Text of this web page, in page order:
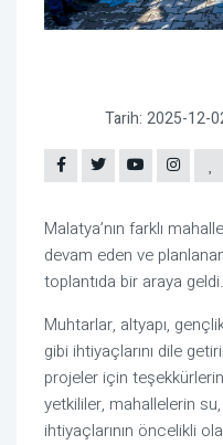
Tarih: 2025-12-
Malatya’nın farklı
devam eden ve
toplantıda bir araya geldi.
Muhtarlar, altyapı,
gibi ihtiyaçlarını dile
projeler için
yetkililer, mahallelerin
ihtiyaçlarının öncelikli